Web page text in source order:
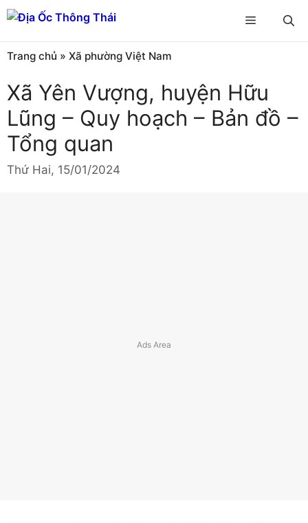
Chuyển
đến
nội
dung
Menu
Trang chủ » Xã phường Việt Nam
Xã Yên Vượng, huyện Hữu
Lũng – Quy hoạch – Bản đồ –
Tổng quan
Thứ Hai, 15/01/2024